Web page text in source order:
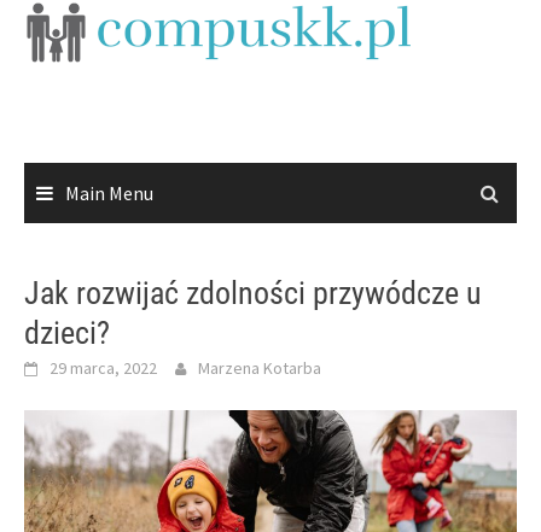
Skip
Main Menu
Jak rozwijać zdolności przywódcze u
dzieci?
29 marca, 2022 Marzena Kotarba